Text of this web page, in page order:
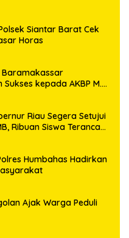
Siantar Barat Cek
Horas
Baramakassar
kepada AKBP M.
Riau Segera Setujui
Ribuan Siswa Terancam
Humbahas Hadirkan
Ajak Warga Peduli